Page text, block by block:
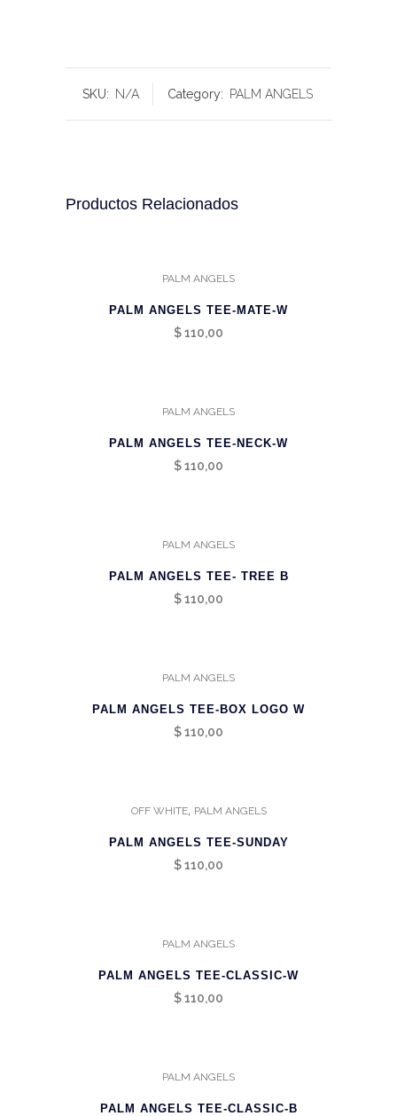
SKU: N/A Category: PALM ANGELS
Productos Relacionados
PALM ANGELS
PALM ANGELS TEE-MATE-W
$110,00
PALM ANGELS
PALM ANGELS TEE-NECK-W
$110,00
PALM ANGELS
PALM ANGELS TEE- TREE B
$110,00
PALM ANGELS
PALM ANGELS TEE-BOX LOGO W
$110,00
OFF WHITE, PALM ANGELS
PALM ANGELS TEE-SUNDAY
$110,00
PALM ANGELS
PALM ANGELS TEE-CLASSIC-W
$110,00
PALM ANGELS
PALM ANGELS TEE-CLASSIC-B